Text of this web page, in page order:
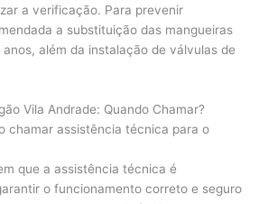
a verificação. Para prevenir
a substituição das mangueiras
além da instalação de válvulas de
Vila Andrade: Quando Chamar?
chamar assistência técnica para o
que a assistência técnica é
o funcionamento correto e seguro